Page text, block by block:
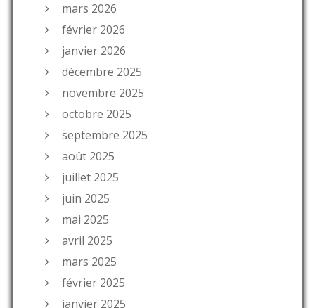
mars 2026
février 2026
janvier 2026
décembre 2025
novembre 2025
octobre 2025
septembre 2025
août 2025
juillet 2025
juin 2025
mai 2025
avril 2025
mars 2025
février 2025
janvier 2025